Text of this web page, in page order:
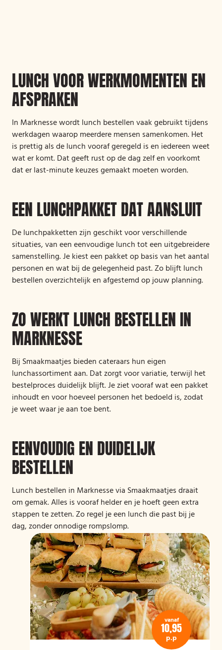
LUNCH VOOR WERKMOMENTEN EN
AFSPRAKEN
In Marknesse wordt lunch bestellen vaak gebruikt tijdens
werkdagen waarop meerdere mensen samenkomen. Het
is prettig als de lunch vooraf geregeld is en iedereen weet
wat er komt. Dat geeft rust op de dag zelf en voorkomt
dat er last-minute keuzes gemaakt moeten worden.
EEN LUNCHPAKKET DAT AANSLUIT
De lunchpakketten zijn geschikt voor verschillende
situaties, van een eenvoudige lunch tot een uitgebreidere
samenstelling. Je kiest een pakket op basis van het aantal
personen en wat bij de gelegenheid past. Zo blijft lunch
bestellen overzichtelijk en afgestemd op jouw planning.
ZO WERKT LUNCH BESTELLEN IN
MARKNESSE
Bij Smaakmaatjes bieden cateraars hun eigen
lunchassortiment aan. Dat zorgt voor variatie, terwijl het
bestelproces duidelijk blijft. Je ziet vooraf wat een pakket
inhoudt en voor hoeveel personen het bedoeld is, zodat
je weet waar je aan toe bent.
EENVOUDIG EN DUIDELIJK
BESTELLEN
Lunch bestellen in Marknesse via Smaakmaatjes draait
om gemak. Alles is vooraf helder en je hoeft geen extra
stappen te zetten. Zo regel je een lunch die past bij je
dag, zonder onnodige rompslomp.
vanaf
10,95
p.p